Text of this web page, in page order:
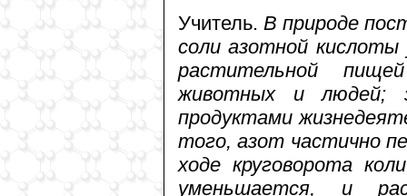
Учитель. В природе
соли азотной
растительной
животных и людей;
продуктами
того, азот частично
ходе круговорота
уменьшается, и